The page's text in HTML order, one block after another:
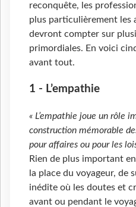
reconquête, les
plus particulièrement les
devront compter sur
primordiales. En voici
avant tout.
1 - L’empathie
« L’empathie joue un rôle
construction mémorable
pour affaires ou pour les
Rien de plus important
la place du voyageur, de
inédite où les doutes et
avant ou pendant le